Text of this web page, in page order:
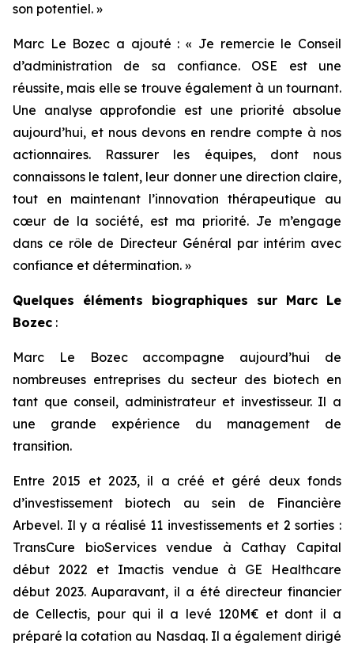
son potentiel. »
Marc Le Bozec a ajouté : « Je remercie le Conseil
d’administration de sa confiance. OSE est une
réussite, mais elle se trouve également à un tournant.
Une analyse approfondie est une priorité absolue
aujourd’hui, et nous devons en rendre compte à nos
actionnaires. Rassurer les équipes, dont nous
connaissons le talent, leur donner une direction claire,
tout en maintenant l’innovation thérapeutique au
cœur de la société, est ma priorité. Je m’engage
dans ce rôle de Directeur Général par intérim avec
confiance et détermination. »
Quelques éléments biographiques sur Marc Le
Bozec :
Marc Le Bozec accompagne aujourd’hui de
nombreuses entreprises du secteur des biotech en
tant que conseil, administrateur et investisseur. Il a
une grande expérience du management de
transition.
Entre 2015 et 2023, il a créé et géré deux fonds
d’investissement biotech au sein de Financière
Arbevel. Il y a réalisé 11 investissements et 2 sorties :
TransCure bioServices vendue à Cathay Capital
début 2022 et Imactis vendue à GE Healthcare
début 2023. Auparavant, il a été directeur financier
de Cellectis, pour qui il a levé 120M€ et dont il a
préparé la cotation au Nasdaq. Il a également dirigé